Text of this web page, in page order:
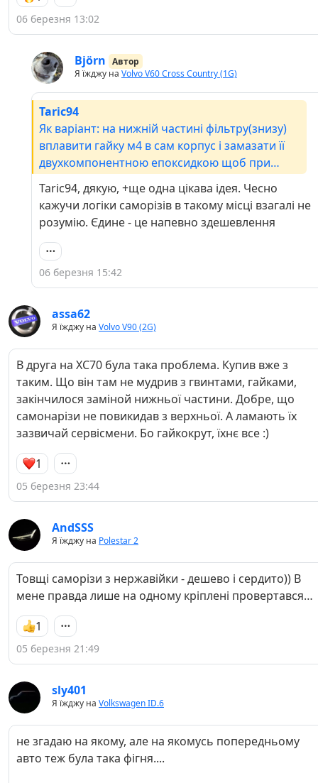
06 березня 13:02
Björn Автор
Я їжджу на Volvo V60 Cross Country (1G)
Taric94
Як варіант: на нижній частині фільтру(знизу)
вплавити гайку м4 в сам корпус і замазати її
двухкомпонентною епоксидкою щоб при
температурному розширені пластика не
випала з часом , зверху болтик з гровером. Тут
хоч інженери короткі саморізи поставили, в
рено взагалі 12см саморізи, і прижимні вуха
зверзу і знизу корпусу, ото бредятина повна.
Taric94, дякую, +ще одна цікава ідея. Чесно
кажучи логіки саморізів в такому місці взагалі не
розумію. Єдине - це напевно здешевлення
06 березня 15:42
assa62
Я їжджу на Volvo V90 (2G)
В друга на XC70 була така проблема. Купив вже з
таким. Що він там не мудрив з гвинтами, гайками,
закінчилося заміной нижньої частини. Добре, що
самонарізи не повикидав з верхньої. А ламають їх
зазвичай сервісмени. Бо гайкокрут, їхнє все :)
1
05 березня 23:44
AndSSS
Я їжджу на Polestar 2
Товщі саморізи з нержавійки - дешево і сердито)) В
мене правда лише на одному кріплені провертався…
1
05 березня 21:49
sly401
Я їжджу на Volkswagen ID.6
не згадаю на якому, але на якомусь попередньому
авто теж була така фігня....